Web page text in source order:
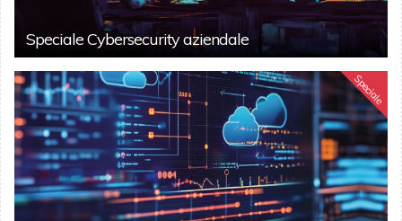
Speciale Cybersecurity aziendale
Speciale